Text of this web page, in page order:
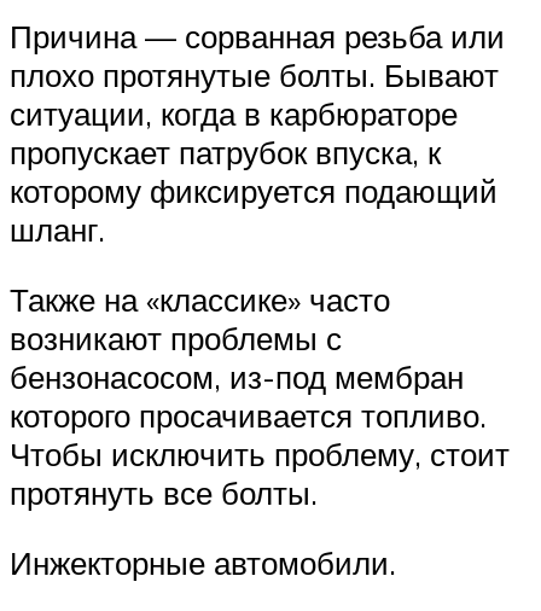
Причина — сорванная резьба или
плохо протянутые болты. Бывают
ситуации, когда в карбюраторе
пропускает патрубок впуска, к
которому фиксируется подающий
шланг.
Также на «классике» часто
возникают проблемы с
бензонасосом, из-под мембран
которого просачивается топливо.
Чтобы исключить проблему, стоит
протянуть все болты.
Инжекторные автомобили.